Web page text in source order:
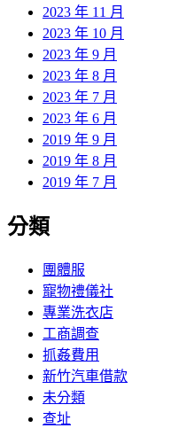
2023 年 11 月
2023 年 10 月
2023 年 9 月
2023 年 8 月
2023 年 7 月
2023 年 6 月
2019 年 9 月
2019 年 8 月
2019 年 7 月
分類
團體服
寵物禮儀社
專業洗衣店
工商調查
抓姦費用
新竹汽車借款
未分類
查址